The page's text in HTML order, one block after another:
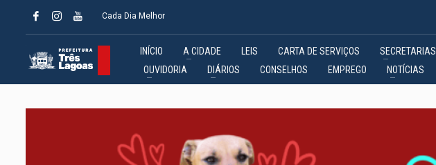
Cada Dia Melhor
INÍCIO A CIDADE LEIS CARTA DE SERVIÇOS SECRETARIAS
OUVIDORIA
DIÁRIOS CONSELHOS EMPREGO NOTÍCIAS